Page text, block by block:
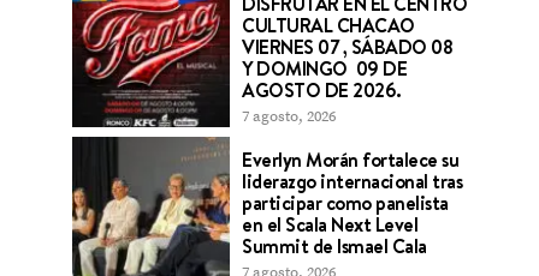
CULTURAL CHACAO
VIERNES 07 , SÁBADO 08
Y DOMINGO 09 DE
AGOSTO DE 2026.
7 agosto, 2026
Everlyn Morán fortalece su
liderazgo internacional tras
participar como panelista
en el Scala Next Level
Summit de Ismael Cala